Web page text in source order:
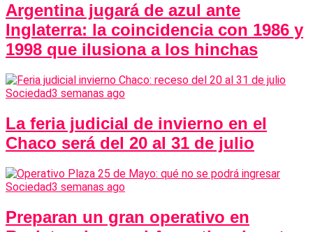
Argentina jugará de azul ante
Inglaterra: la coincidencia con 1986 y
1998 que ilusiona a los hinchas
Sociedad3 semanas ago
La feria judicial de invierno en el
Chaco será del 20 al 31 de julio
Sociedad3 semanas ago
Preparan un gran operativo en